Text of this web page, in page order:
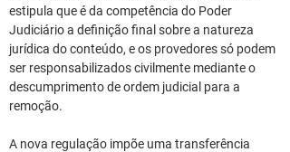
estipula que é da competência do Poder
Judiciário a definição final sobre a natureza
jurídica do conteúdo, e os provedores só podem
ser responsabilizados civilmente mediante o
descumprimento de ordem judicial para a
remoção.
A nova regulação impõe uma transferência